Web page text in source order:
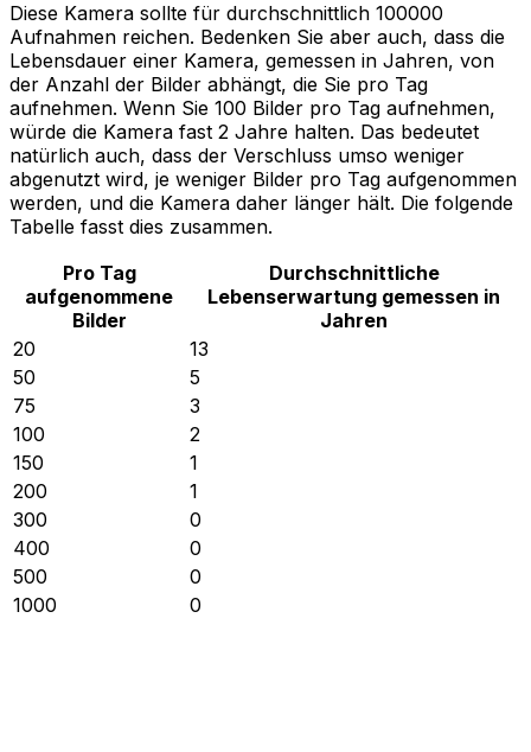
Diese Kamera sollte für durchschnittlich 100000
Aufnahmen reichen. Bedenken Sie aber auch, dass die
Lebensdauer einer Kamera, gemessen in Jahren, von
der Anzahl der Bilder abhängt, die Sie pro Tag
aufnehmen. Wenn Sie 100 Bilder pro Tag aufnehmen,
würde die Kamera fast 2 Jahre halten. Das bedeutet
natürlich auch, dass der Verschluss umso weniger
abgenutzt wird, je weniger Bilder pro Tag aufgenommen
werden, und die Kamera daher länger hält. Die folgende
Tabelle fasst dies zusammen.
Pro Tag
aufgenommene
Bilder
Durchschnittliche
Lebenserwartung gemessen in
Jahren
20
13
50
5
75
3
100
2
150
1
200
1
300
0
400
0
500
0
1000
0